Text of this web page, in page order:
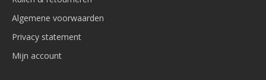
Algemene voorwaarden
Privacy statement
Mijn account